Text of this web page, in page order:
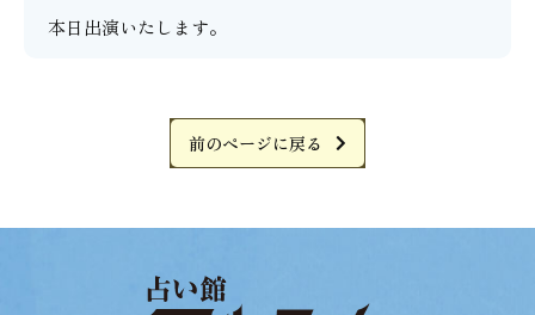
本日出演いたします。
前のページに戻る